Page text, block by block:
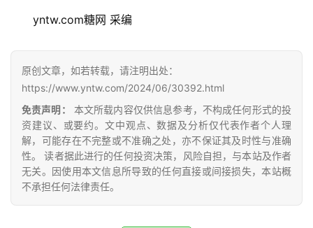
云
糖
网
众
号
现
货
yntw.com糖网 采编
原创文章，如若转载，请注明出处：
https://www.yntw.com/2024/06/30392.html
免责声明：
本文所载内容仅供信息参考，不构成任何形式的投
资建议、或要约。文中观点、数据及分析仅代表作者个人理
解，可能存在不完整或不准确之处，亦不保证其及时性与准确
性。 读者据此进行的任何投资决策，风险自担，与本站及作者
无关。因使用本文信息所导致的任何直接或间接损失，本站概
不承担任何法律责任。